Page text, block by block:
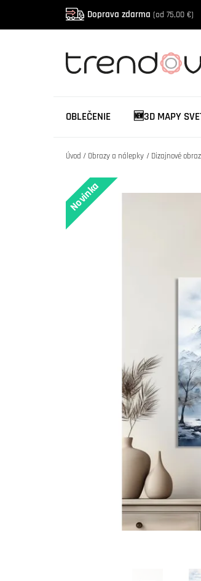
Doprava zdarma (od 75,00 €)
OBLEČENIE 🆕3D MAPY
Úvod Obrazy a nálepky Dizajnové
Novinka